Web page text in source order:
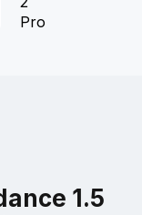
1.5